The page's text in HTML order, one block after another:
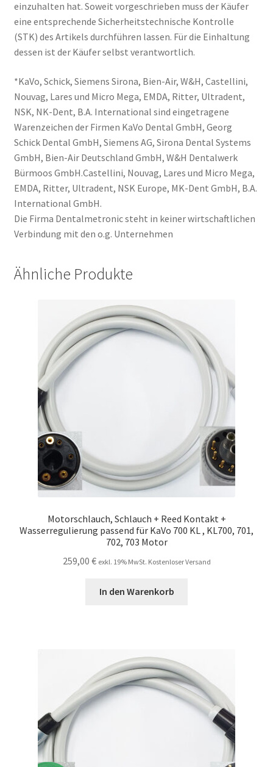
einzuhalten hat. Soweit vorgeschrieben muss der Käufer
eine entsprechende Sicherheitstechnische Kontrolle
(STK) des Artikels durchführen lassen. Für die Einhaltung
dessen ist der Käufer selbst verantwortlich.
*KaVo, Schick, Siemens Sirona, Bien-Air, W&H, Castellini,
Nouvag, Lares und Micro Mega, EMDA, Ritter, Ultradent,
NSK, NK-Dent, B.A. International sind eingetragene
Warenzeichen der Firmen KaVo Dental GmbH, Georg
Schick Dental GmbH, Siemens AG, Sirona Dental Systems
GmbH, Bien-Air Deutschland GmbH, W&H Dentalwerk
Bürmoos GmbH.Castellini, Nouvag, Lares und Micro Mega,
EMDA, Ritter, Ultradent, NSK Europe, MK-Dent GmbH, B.A.
International GmbH.
Die Firma Dentalmetronic steht in keiner wirtschaftlichen
Verbindung mit den o.g. Unternehmen
Ähnliche Produkte
Motorschlauch, Schlauch + Reed Kontakt +
Wasserregulierung passend für KaVo 700 KL , KL700, 701,
702, 703 Motor
259,00 € exkl. 19% MwSt. Kostenloser Versand
In den Warenkorb